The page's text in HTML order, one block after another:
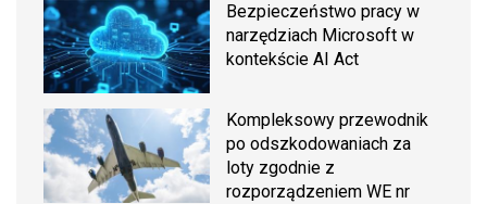
Bezpieczeństwo pracy w
narzędziach Microsoft w
kontekście AI Act
Kompleksowy przewodnik
po odszkodowaniach za
loty zgodnie z
rozporządzeniem WE nr